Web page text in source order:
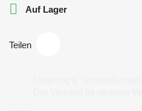
 Auf Lager
Teilen